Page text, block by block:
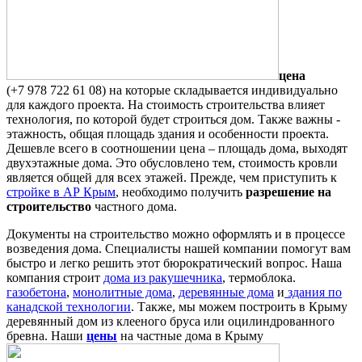
цена
(+7 978 722 61 08) на которые складывается индивидуально
для каждого проекта. На стоимость строительства влияет
технология, по которой будет строиться дом. Также важны -
этажность, общая площадь здания и особенности проекта.
Дешевле всего в соотношении цена – площадь дома, выходят
двухэтажные дома. Это обусловлено тем, стоимость кровли
является общей для всех этажей. Прежде, чем приступить к
стройке в АР Крым, необходимо получить разрешение на
строительство частного дома.
Документы на строительство можно оформлять и в процессе
возведения дома. Специалисты нашей компании помогут вам
быстро и легко решить этот бюрократический вопрос. Наша
компания строит дома из ракушечника, термоблока.
газобетона, монолитные дома, деревянные дома и здания по
канадской технологии. Также, мы можем построить в Крыму
деревянный дом из клееного бруса или оцилиндрованного
бревна. Наши цены на частные дома в Крыму